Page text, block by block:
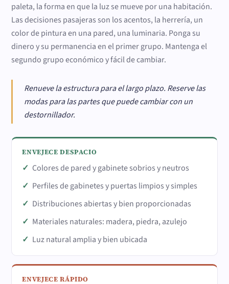
paleta, la forma en que la luz se mueve por una habitación.
Las decisiones pasajeras son los acentos, la herrería, un
color de pintura en una pared, una luminaria. Ponga su
dinero y su permanencia en el primer grupo. Mantenga el
segundo grupo económico y fácil de cambiar.
Renueve la estructura para el largo plazo. Reserve las
modas para las partes que puede cambiar con un
destornillador.
ENVEJECE DESPACIO
Colores de pared y gabinete sobrios y neutros
Perfiles de gabinetes y puertas limpios y simples
Distribuciones abiertas y bien proporcionadas
Materiales naturales: madera, piedra, azulejo
Luz natural amplia y bien ubicada
ENVEJECE RÁPIDO